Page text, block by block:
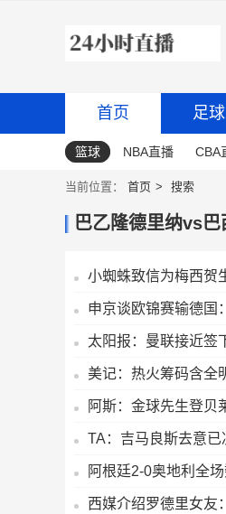
首页 足球
篮球 NBA直播 CBA
当前位置： 首页 搜索
巴乙隆德里纳vs
小蜘蛛致信为梅西贺
申京谈欧锦赛输德国
太阳报：曼联接近签
美记：热火筹码含全
阿斯：金球先生登贝
TA：吉马良斯去意
阿根廷2-0奥地利全
西媒介绍罗德里女友